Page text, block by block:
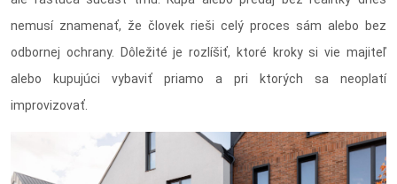
nemusí znamenať, že človek rieši celý proces sám alebo bez
odbornej ochrany. Dôležité je rozlíšiť, ktoré kroky si vie majiteľ
alebo kupujúci vybaviť priamo a pri ktorých sa neoplatí
improvizovať.